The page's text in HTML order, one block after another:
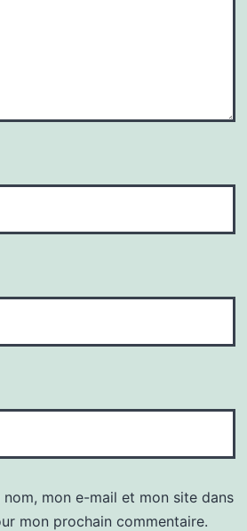
mon e-mail et mon site dans
mon prochain commentaire.